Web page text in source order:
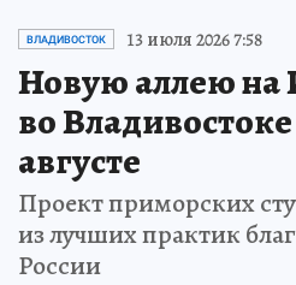
ВЛАДИВОСТОК 13 июля 2026 7:58
Новую аллею на
во
августе
Проект приморских
из лучших практик
России